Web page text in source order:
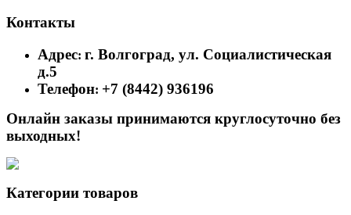
Контакты
Адрес: г. Волгоград, ул. Социалистическая
д.5
Телефон: +7 (8442) 936196
Онлайн заказы принимаются круглосуточно без
выходных!
Категории товаров